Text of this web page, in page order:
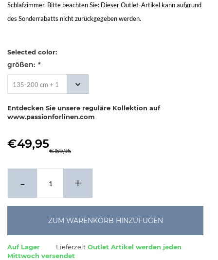
Schlafzimmer. Bitte beachten Sie: Dieser Outlet-Artikel kann aufgrund
des Sonderrabatts nicht zurückgegeben werden.
Selected color:
größen: *
135-200 cm + 1
x 80-80 cm
Entdecken Sie unsere reguläre Kollektion auf
www.passionforlinen.com
€49,95
€159,95
- +
ZUM WARENKORB HINZUFÜGEN
Auf Lager Lieferzeit Outlet Artikel werden jeden
Mittwoch versendet